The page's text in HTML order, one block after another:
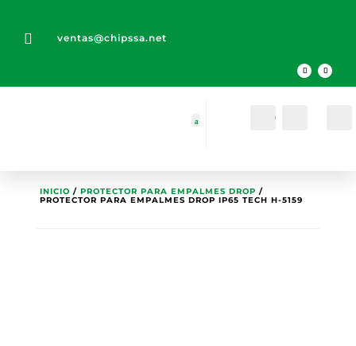
 ventas@chipssa.net
Cuenta
INICIO / PROTECTOR PARA EMPALMES DROP /
PROTECTOR PARA EMPALMES DROP IP65 TECH H-5159